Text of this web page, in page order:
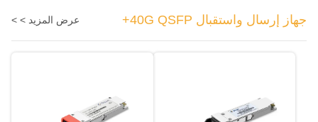
جهاز إرسال واستقبال 40G QSFP+ عرض المزيد > >